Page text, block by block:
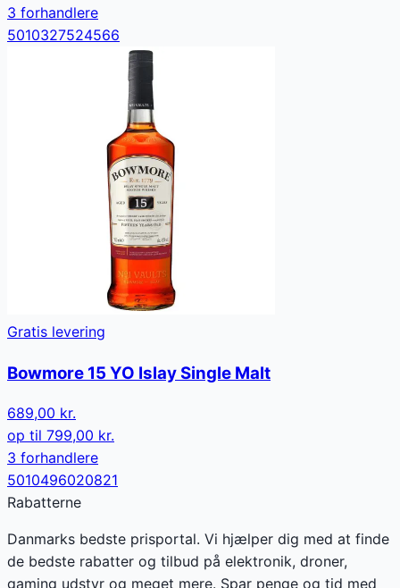
3 forhandlere
5010327524566
Gratis levering
Bowmore 15 YO Islay Single Malt
689,00 kr.
op til 799,00 kr.
3 forhandlere
5010496020821
Rabatterne
Danmarks bedste prisportal. Vi hjælper dig med at finde
de bedste rabatter og tilbud på elektronik, droner,
gaming udstyr og meget mere. Spar penge og tid med